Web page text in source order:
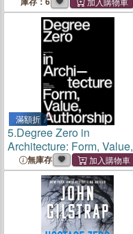
滿額折
5.Degree Zero in
Architecture: Form, Value,
Authorship
無庫存